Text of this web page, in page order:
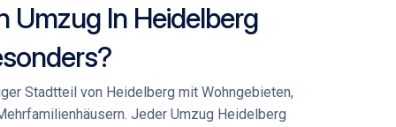
Umzug In Heidelberg
Stadtteil von Heidelberg mit Wohngebieten,
JederUmzug Heidelberg